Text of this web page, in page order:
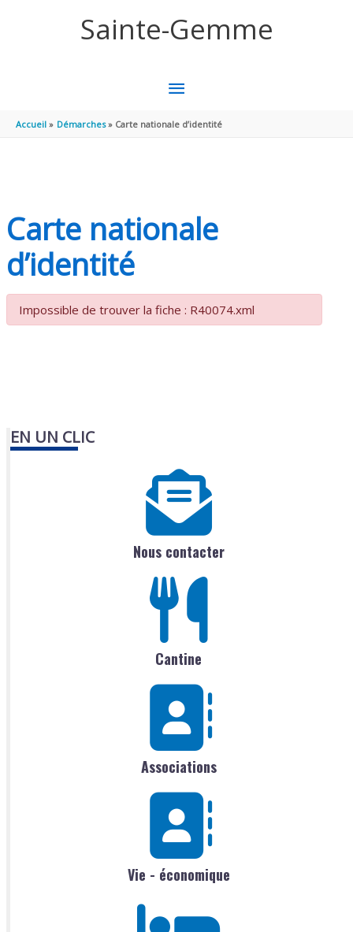
Sainte-Gemme
MENU
PRINCIPAL
Accueil Démarches Carte nationale d’identité
Carte nationale
d’identité
Impossible de trouver la fiche : R40074.xml
EN UN CLIC
Nous contacter
Cantine
Associations
Vie - économique